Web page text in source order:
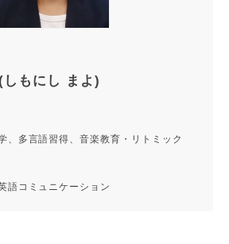
(しもにし まよ)
、多言語習得、音楽教育・リトミック
語コミュニケーション